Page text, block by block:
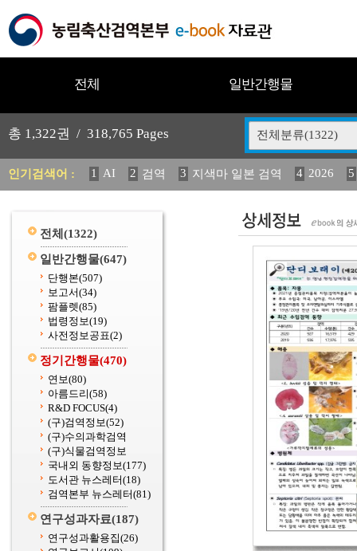
전체 일반간행물
총 1,322권 / 318,765 Pages 전체분류(1322)
인기검색어 : 1 AI 2 검역 3 지색마 일본 검역 4 2026
5
11 2025 12 중독성 식물 도감 13 媛 異 14
전체 (1322)
일반간행물(647)
단행본(507)
보고서(34)
팜플렛(85)
법령정보(19)
사전정보공표(2)
정기간행물(470)
연보(80)
아름드리(58)
R&D FOCUS(4)
(구)검역정보(52)
(구)수의과학검역
(구)식물검역정보
국내외 동향정보(177)
도서관 뉴스레터(18)
검역본부 뉴스레터(81)
연구성과자료(187)
연구성과활용집(26)